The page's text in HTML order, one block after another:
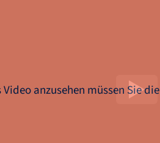
Video anzusehen müssen Sie die